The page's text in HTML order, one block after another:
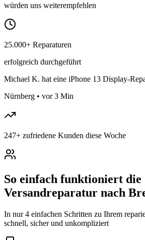
würden uns weiterempfehlen
25.000+ Reparaturen
erfolgreich durchgeführt
Michael K. hat eine iPhone 13 Display-
Nürnberg • vor 3 Min
247+ zufriedene Kunden diese Woche
So einfach funktioniert die
Versandreparatur nach
In nur 4 einfachen Schritten zu Ihrem
schnell, sicher und unkompliziert